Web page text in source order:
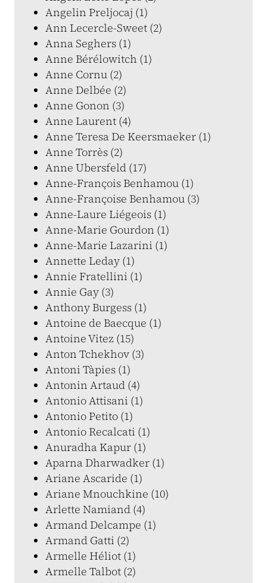
Angelin Preljocaj (1)
Ann Lecercle-Sweet (2)
Anna Seghers (1)
Anne Bérélowitch (1)
Anne Cornu (2)
Anne Delbée (2)
Anne Gonon (3)
Anne Laurent (4)
Anne Teresa De Keersmaeker (1)
Anne Torrès (2)
Anne Ubersfeld (17)
Anne-François Benhamou (1)
Anne-Françoise Benhamou (3)
Anne-Laure Liégeois (1)
Anne-Marie Gourdon (1)
Anne-Marie Lazarini (1)
Annette Leday (1)
Annie Fratellini (1)
Annie Gay (3)
Anthony Burgess (1)
Antoine de Baecque (1)
Antoine Vitez (15)
Anton Tchekhov (3)
Antoni Tàpies (1)
Antonin Artaud (4)
Antonio Attisani (1)
Antonio Petito (1)
Antonio Recalcati (1)
Anuradha Kapur (1)
Aparna Dharwadker (1)
Ariane Ascaride (1)
Ariane Mnouchkine (10)
Arlette Namiand (4)
Armand Delcampe (1)
Armand Gatti (2)
Armelle Héliot (1)
Armelle Talbot (2)